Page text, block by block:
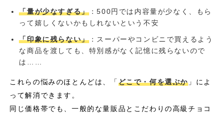
「量が少なすぎる」：500円では内容量が少なく、もら
って嬉しくないかもしれないという不安
「印象に残らない」：スーパーやコンビニで買えるよう
な商品を渡しても、特別感がなく記憶に残らないので
は……
これらの悩みのほとんどは、「 どこで・何を選ぶか 」によ
って解消できます。
同じ価格帯でも、一般的な量販品とこだわりの高級チョコ